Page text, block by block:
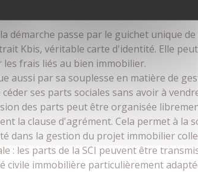
démarche passe par le guichet unique
Kbis, véritable carte d'identité. Elle
frais liés au bien immobilier.
aussi par sa souplesse en matière de
ses parts sociales sans avoir à
des parts peut être organisée
la clause d'agrément. Cela permet à la
dans la gestion du projet immobilier
: les parts de la SCI peuvent être
civile immobilière particulièrement